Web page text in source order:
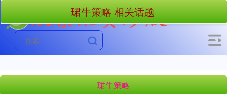
珺牛策略
珺牛策略 相关话题